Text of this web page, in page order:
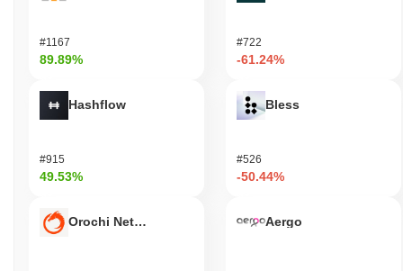
#1167
89.89%
Hashflow
#915
49.53%
Orochi Network
#722
-61.24%
Bless
#526
-50.44%
Aergo